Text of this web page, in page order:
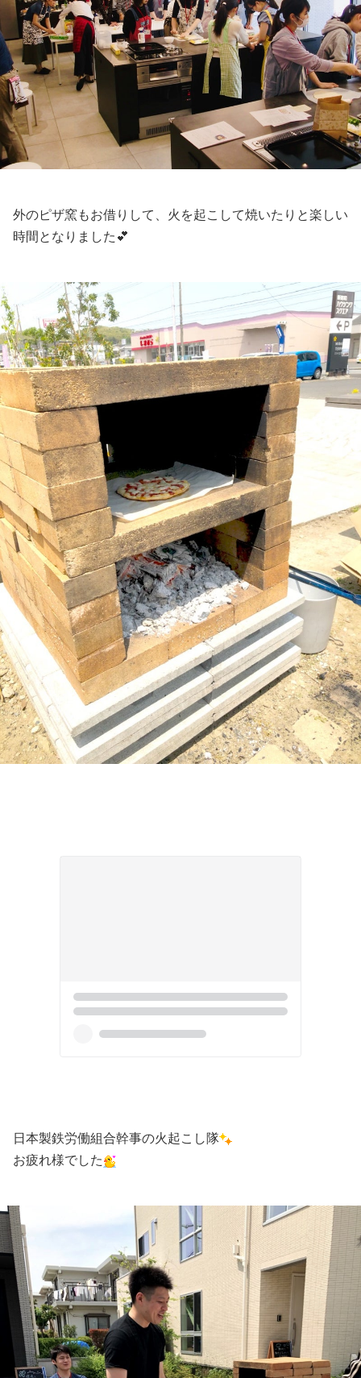
外のピザ窯もお借りして、火を起こして焼いたりと楽しい
時間となりました💕
日本製鉄労働組合幹事の火起こし隊
お疲れ様でした